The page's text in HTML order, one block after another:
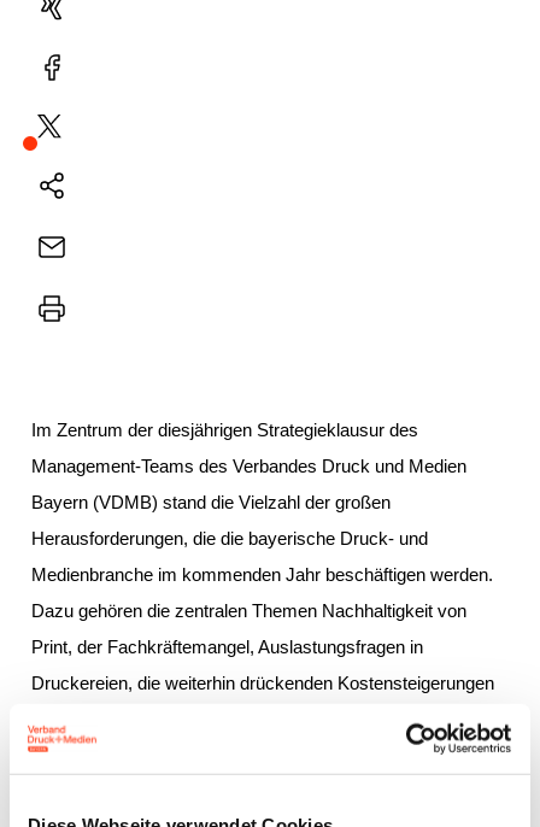
Xing
Facebook
Plattform
X
Natives
E-
Drucker
Im Zentrum der diesjährigen Strategieklausur des
Management-Teams des Verbandes Druck und Medien
Bayern (VDMB) stand die Vielzahl der großen
Herausforderungen, die die bayerische Druck- und
Medienbranche im kommenden Jahr beschäftigen werden.
Dazu gehören die zentralen Themen Nachhaltigkeit von
Print, der Fachkräftemangel, Auslastungsfragen in
Druckereien, die weiterhin drückenden Kostensteigerungen
sowie das Potenzial Künstlicher Intelligenz für die Branche.
Allen Teilnehmenden war es von Beginn an wichtig, ein
möglichst umfassendes und realitätsnahes Bild der